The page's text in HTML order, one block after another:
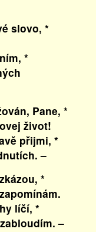
slovo, *
*
Pane, *
život!
přijmi, *
–
*
líčí, *
–